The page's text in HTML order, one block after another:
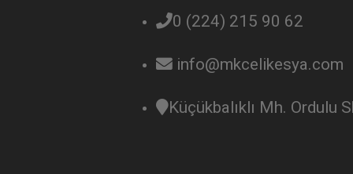
0 (224) 215 90 62
info@mkcelikesya.com
Küçükbalıklı Mh. Ordulu